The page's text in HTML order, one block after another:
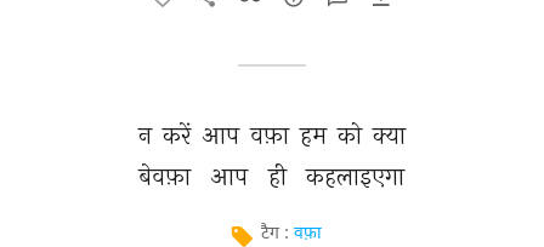
न करें आप वफ़ा हम को क्या
बेवफ़ा
आप ही कहलाइएगा
टैग : वफ़ा